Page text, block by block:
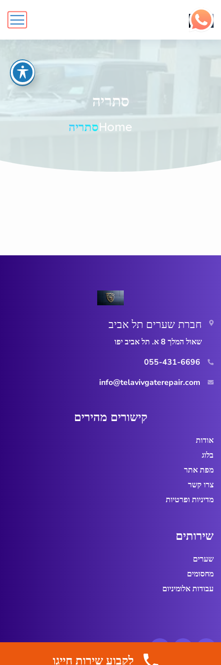
סתריה
Homeסתריה
חברת שערים תל אביב
שאול המלך 8 א. תל אביב יפו
055-431-6696
info@telavivgaterepair.com
קישורים מהירים
אודות
בלוג
מפת אתר
צרו קשר
מדיניות ופרטיות
שירותים
שערים
מחסומים
עבודות אלומיניום
לקבוע שירות חייגו